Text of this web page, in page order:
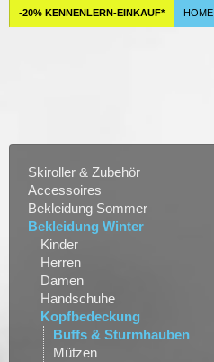
-20% KENNENLERN-EINKAUF* HOME
Skiroller & Zubehör
Accessoires
Bekleidung Sommer
Bekleidung Winter
Kinder
Herren
Damen
Handschuhe
Kopfbedeckung
Buffs & Sturmhauben
Mützen